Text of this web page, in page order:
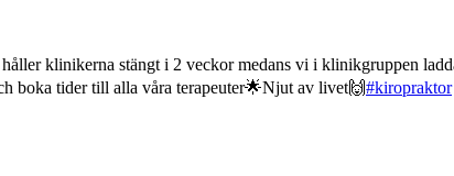
klinikerna stängt i 2 veckor medans vi i klinikgruppen
boka tider till alla våra terapeuter🌟Njut av livet🙌#kiropraktor